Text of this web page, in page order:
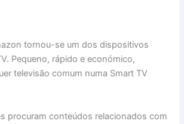
tornou-se um dos dispositivos
Pequeno, rápido e económico,
televisão comum numa Smart TV
procuram conteúdos relacionados com